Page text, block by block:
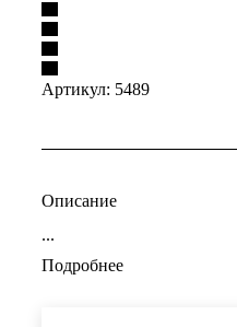
Артикул: 5489
Описание
...
Подробнее